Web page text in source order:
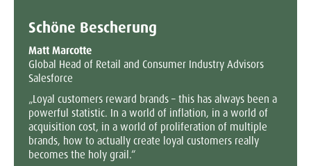
Schöne Bescherung
Matt Marcotte
Global Head of Retail and Consumer Industry Advisors
Salesforce
„Loyal customers reward brands – this has always been a
powerful statistic. In a world of inflation, in a world of
acquisition cost, in a world of proliferation of multiple
brands, how to actually create loyal customers really
becomes the holy grail.“